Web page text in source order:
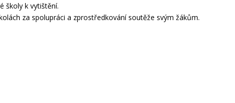
školy k vytištění.
za spolupráci a zprostředkování soutěže svým žákům.